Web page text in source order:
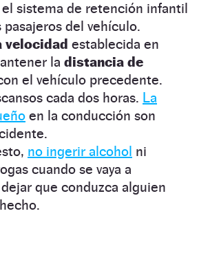
sistema de retención infantil
del vehículo.
velocidad establecida en
la distancia de
el vehículo precedente.
cada dos horas. La
en la conducción son
no ingerir alcohol ni
cuando se vaya a
que conduzca alguien